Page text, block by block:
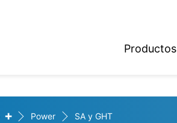
Productos
Deutsch
+ Power SA y GHT